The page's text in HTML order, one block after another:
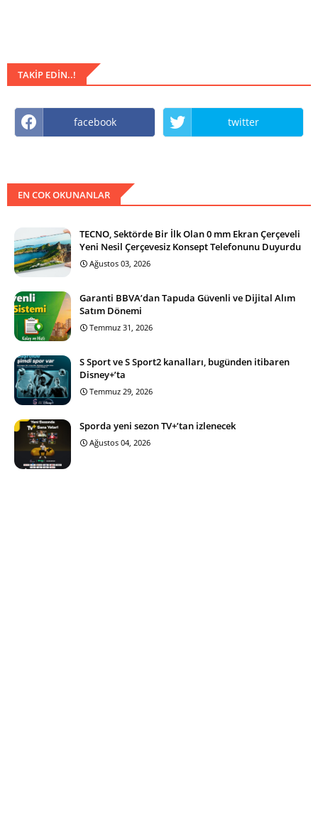
TAKIP EDIN..!
facebook twitter
EN COK OKUNANLAR
TECNO, Sektörde Bir İlk Olan 0 mm Ekran Çerçeveli
Yeni Nesil Çerçevesiz Konsept Telefonunu Duyurdu
Ağustos 03, 2026
Garanti BBVA’dan Tapuda Güvenli ve Dijital Alım
Satım Dönemi
Temmuz 31, 2026
S Sport ve S Sport2 kanalları, bugünden itibaren
Disney+’ta
Temmuz 29, 2026
Sporda yeni sezon TV+’tan izlenecek
Ağustos 04, 2026